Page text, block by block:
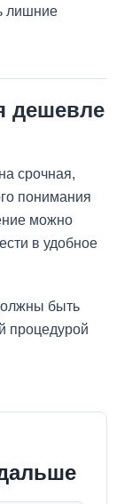
лишние
дешевле
срочная,
понимания
можно
в удобное
быть
процедурой